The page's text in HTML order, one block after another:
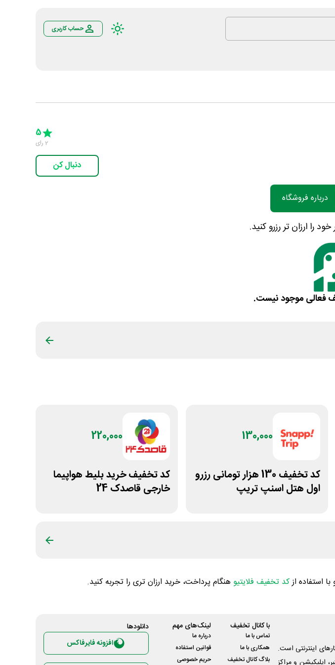
حساب کاربری
5 Stars
5
2 رای
دنبال کن
درباره فروشگاه
را ارزان تر رزرو کنید.
فعالی موجود نیست.
130,000
کد تخفیف 130 هزار تومانی رزرو
اول هتل اسنپ تریپ
220,000
کد تخفیف خرید بلیط هواپیما
خارجی قاصدک 24
استفاده ازکد تخفیف فلایتیو هنگام پرداخت، خرید ارزان تری را تجربه کنید.
اینترنتی است.
اپلیکیشن و مراکز
با کانال تخفیف
تماس با ما
همکاری با ما
بلاگ کانال تخفیف
لینک‌های مهم
درباره ما
قوانین استفاده
حریم خصوصی
دانلود‌ها
افزونه فایرفاکس